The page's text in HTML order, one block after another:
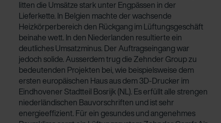
litten die Umsätze stark unter Engpässen in der
Lieferkette. In Belgien machte der wachsende
Heizkörperbereich den Rückgang im Lüftungsgeschäft
beinahe wett. In den Niederlanden resultierte ein
deutliches Umsatzminus. Der Auftragseingang war
jedoch solide. Ausserdem trug die Zehnder Group zu
bedeutenden Projekten bei, wie beispielsweise dem
ersten europäischen Haus aus dem 3D-Drucker im
Eindhovener Stadtteil Bosrijk (NL). Es erfüllt alle strengen
niederländischen Bauvorschriften und ist sehr
energieeffizient. Für ein gesundes und angenehmes